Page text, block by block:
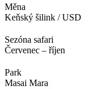
Měna
Keňský šilink / USD
Sezóna safari
Červenec – říjen
Park
Masai Mara